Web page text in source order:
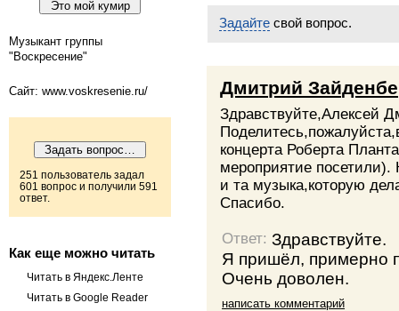
Музыкант группы
"Воскресение"
Сайт: www.voskresenie.ru/
251 пользователь задал
601 вопрос и получили 591
ответ.
Как еще можно читать
Читать в Яндекс.Ленте
Читать в Google Reader
Задайте свой вопрос.
Дмитрий
Здравствуйте,Алексей
концерта Роберта
мероприятие
и та музыка,которую
Спасибо.
Ответ:Здравствуйте.
Я пришёл, примерно
Очень доволен.
написать комментарий